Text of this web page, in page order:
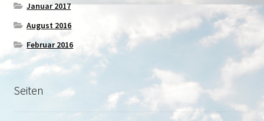
Januar 2017
August 2016
Februar 2016
Seiten